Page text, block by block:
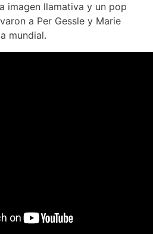
imagen llamativa y un pop
a Per Gessle y Marie
mundial.